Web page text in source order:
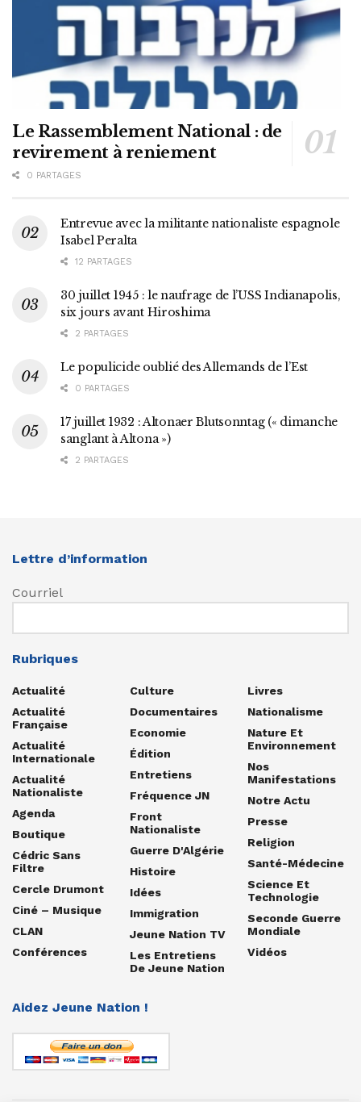
Le Rassemblement National : de
revirement à reniement
0 PARTAGES
Entrevue avec la militante nationaliste espagnole
Isabel Peralta
12 PARTAGES
30 juillet 1945 : le naufrage de l’USS Indianapolis,
six jours avant Hiroshima
2 PARTAGES
Le populicide oublié des Allemands de l’Est
0 PARTAGES
17 juillet 1932 : Altonaer Blutsonntag (« dimanche
sanglant à Altona »)
2 PARTAGES
Lettre d’information
Courriel
Rubriques
Actualité
Actualité
Française
Actualité
Internationale
Actualité
Nationaliste
Agenda
Boutique
Cédric Sans
Filtre
Cercle Drumont
Ciné – Musique
CLAN
Conférences
Culture
Documentaires
Economie
Édition
Entretiens
Fréquence JN
Front
Nationaliste
Guerre D'Algérie
Histoire
Idées
Immigration
Jeune Nation TV
Les Entretiens
De Jeune Nation
Livres
Nationalisme
Nature Et
Environnement
Nos
Manifestations
Notre Actu
Presse
Religion
Santé-Médecine
Science Et
Technologie
Seconde Guerre
Mondiale
Vidéos
Aidez Jeune Nation !